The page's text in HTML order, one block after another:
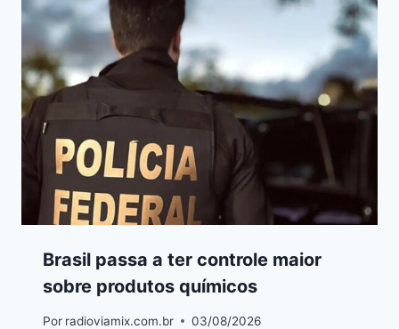
Brasil passa a ter controle maior
sobre produtos químicos
Por radioviamix.com.br 03/08/2026